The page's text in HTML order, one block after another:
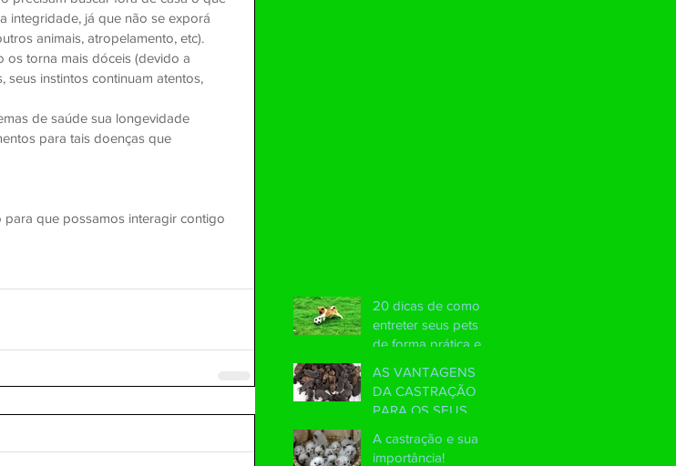
integridade, já que não se exporá
animais, atropelamento, etc).
os torna mais dóceis (devido a
instintos continuam atentos,
de saúde sua longevidade
para tais doenças que
para que possamos interagir contigo
20 dicas de como
entreter seus pets
de forma prática e
AS VANTAGENS
DA CASTRAÇÃO
PARA OS SEUS
A castração e sua
importância!